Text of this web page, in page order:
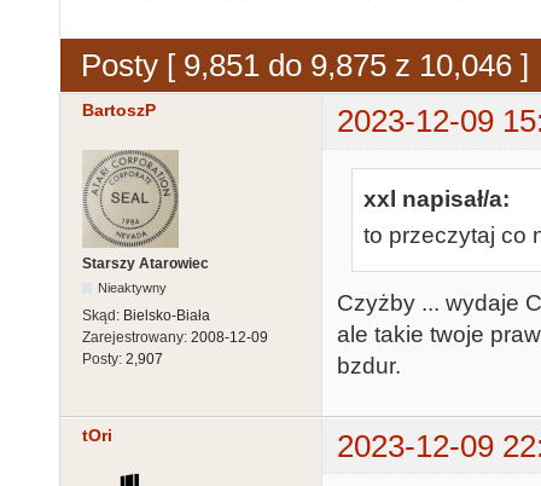
Posty [ 9,851 do 9,875 z 10,046 ]
BartoszP 2023-12-09
Starszy Atarowiec
Nieaktywny
Skąd: Bielsko-Biała
Zarejestrowany: 2008-12-09
Posty: 2,907
xxl napisał/a:
to przeczytaj co
Czyżby ... wydaje
ale takie twoje
bzdur.
tOri 2023-12-09